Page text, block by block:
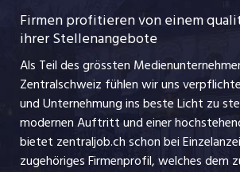
Firmen profitieren von einem
ihrer Stellenangebote
Als Teil des grössten
Zentralschweiz fühlen wir uns
und Unternehmung ins beste Licht zu
modernen Auftritt und einer
bietet zentraljob.ch schon bei
zugehöriges Firmenprofil, welches dem